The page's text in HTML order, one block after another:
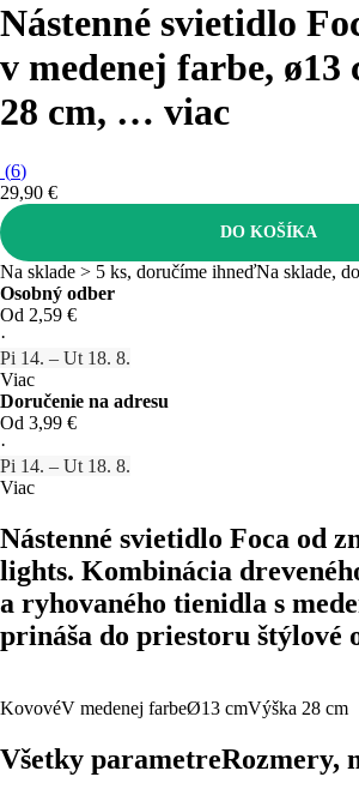
Nástenné svietidlo
v medenej farbe, ø13
28 cm, … viac
(6)
29,90 €
DO KOŠÍKA
Na sklade > 5 ks, doručíme ihneďNa sklade,
Osobný odber
Od 2,59 €
·
Pi 14. – Ut 18. 8.
Viac
Doručenie na adresu
Od 3,99 €
·
Pi 14. – Ut 18. 8.
Viac
Nástenné svietidlo Foca od
lights. Kombinácia
a ryhovaného tienidla s
prináša do priestoru štýlové
KovovéV medenej farbeØ13 cmVýška 28 cm
Všetky parametreRozmery,